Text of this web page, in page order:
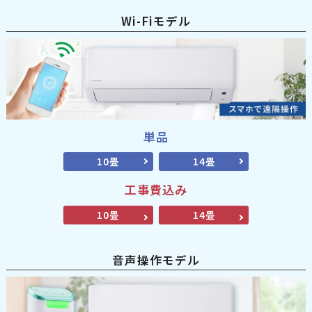
Wi-Fiモデル
単品
10畳 14畳
工事費込み
10畳 14畳
音声操作モデル